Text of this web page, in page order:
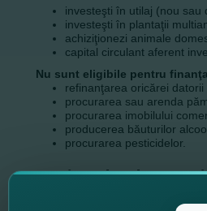
investeşti în utilaj (nou
investeşti în plantaţii
achiziţionezi animale
capital circulant aferent
Nu sunt eligibile pentru
refinanţarea oricărei
procurarea sau arenda
procurarea imobilului
producerea băuturilor
procurarea pesticidelor.
Perioada de
maxim 3 ani, pentru activităţi